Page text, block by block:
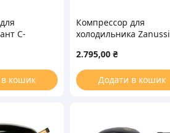
С-
кошик
Компрессор для
холодильника Zanussi
(с пусковым реле)
2.795,00₴
Додати в кошик